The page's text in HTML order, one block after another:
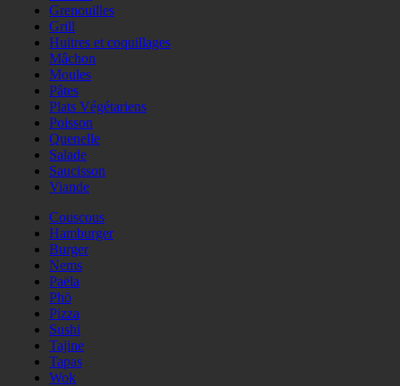
Grenouilles
Grill
Huitres et coquillages
Mâchon
Moules
Pâtes
Plats Végétariens
Poisson
Quenelle
Salade
Saucisson
Viande
Couscous
Hamburger
Burger
Nems
Paëla
Phö
Pizza
Sushi
Tajine
Tapas
Wok